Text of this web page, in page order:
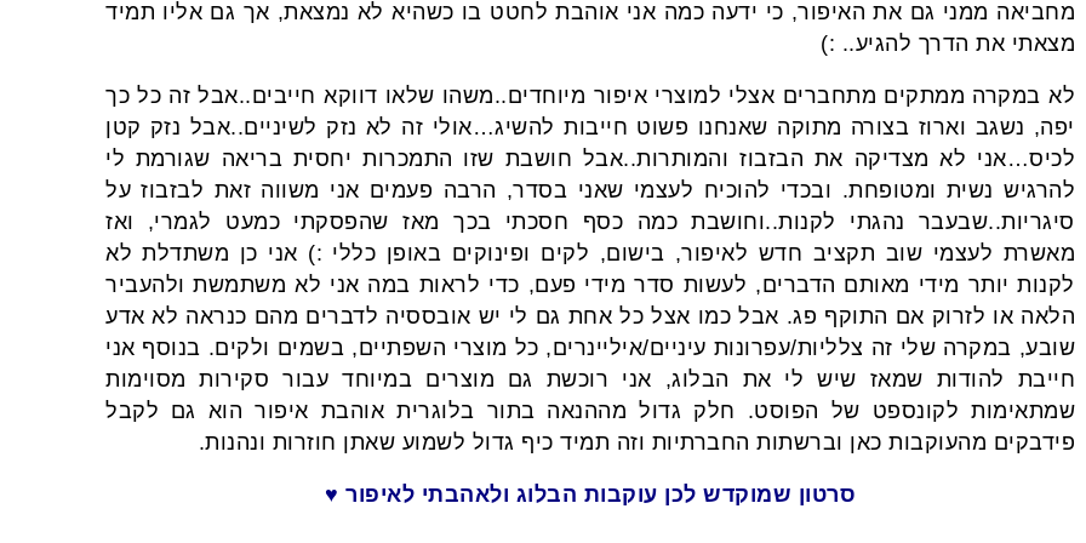
מחביאה ממני גם את האיפור, כי ידעה כמה אני אוהבת לחטט בו כשהיא לא נמצאת, אך גם אליו תמיד
מצאתי את הדרך להגיע.. :)
לא במקרה ממתקים מתחברים אצלי למוצרי איפור מיוחדים..משהו שלאו דווקא חייבים..אבל זה כל כך
יפה, נשגב וארוז בצורה מתוקה שאנחנו פשוט חייבות להשיג…אולי זה לא נזק לשיניים..אבל נזק קטן
לכיס…אני לא מצדיקה את הבזבוז והמותרות..אבל חושבת שזו התמכרות יחסית בריאה שגורמת לי
להרגיש נשית ומטופחת. ובכדי להוכיח לעצמי שאני בסדר, הרבה פעמים אני משווה זאת לבזבוז על
סיגריות..שבעבר נהגתי לקנות..וחושבת כמה כסף חסכתי בכך מאז שהפסקתי כמעט לגמרי, ואז
מאשרת לעצמי שוב תקציב חדש לאיפור, בישום, לקים ופינוקים באופן כללי :) אני כן משתדלת לא
לקנות יותר מידי מאותם הדברים, לעשות סדר מידי פעם, כדי לראות במה אני לא משתמשת ולהעביר
הלאה או לזרוק אם התוקף פג. אבל כמו אצל כל אחת גם לי יש אובססיה לדברים מהם כנראה לא אדע
שובע, במקרה שלי זה צלליות/עפרונות עיניים/איליינרים, כל מוצרי השפתיים, בשמים ולקים. בנוסף אני
חייבת להודות שמאז שיש לי את הבלוג, אני רוכשת גם מוצרים במיוחד עבור סקירות מסוימות
שמתאימות לקונספט של הפוסט. חלק גדול מההנאה בתור בלוגרית אוהבת איפור הוא גם לקבל
פידבקים מהעוקבות כאן וברשתות החברתיות וזה תמיד כיף גדול לשמוע שאתן חוזרות ונהנות.
סרטון שמוקדש לכן עוקבות הבלוג ולאהבתי לאיפור ♥